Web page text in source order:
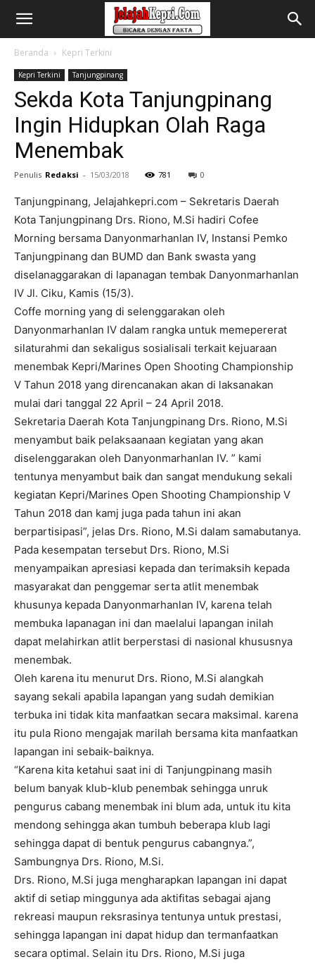
Beranda Kepri Terkini
Kepri Terkini Tanjungpinang
Sekda Kota Tanjungpinang
Ingin Hidupkan Olah Raga
Menembak
Penulis Redaksi - 15/03/2018 781 0
Tanjungpinang, Jelajahkepri.com – Sekretaris Daerah
Kota Tanjungpinang Drs. Riono, M.Si hadiri Cofee
Morning bersama Danyonmarhanlan IV, Instansi Pemko
Tanjungpinang dan BUMD dan Bank swasta yang
diselanaggarakan di lapanagan tembak Danyonmarhanlan
IV Jl. Ciku, Kamis (15/3).
Coffe morning yang di selenggarakan oleh
Danyonmarhanlan IV dalam rangka untuk memepererat
silaturahmi dan sekaligus sosialisali terkait kejuaraan
menembak Kepri/Marines Open Shooting Championship
V Tahun 2018 yang direncanakan akan di laksanakan
mulai dari tanggal 22 April – 24 April 2018.
Sekretaria Daerah Kota Tanjungpinang Drs. Riono, M.Si
menyambut baik pelaksaanaan kegiatan yang akan
diselenggarakan oleh Danyonmarhanlan IV. ” kami
tentunya menyambut baik dan sangat mendukung sekali
kegiatan Kepri/Marines Open Shooting Championship V
Tahun 2018 dan kamj juga pada tahun ini akan
berpartisipasi”, jelas Drs. Riono, M.Si dalam samabutanya.
Pada kesempatan tersebut Drs. Riono, M.Si
menyampaikan apresiasi kepada dan terimaksih kepada
masyarakat dan penggemar serta atlit menembak
khusunya kepada Danyonmarhanlan IV, karena telah
membuka lapanagan ini dan maelalui lapangan inilah
dapat melahirkan atlit berperstasi di nasional khususnya
menembak.
Oleh karena itu menurut Drs. Riono, M.Si alangkah
sayang sekali apabila lapangan yang sudah demikian
terbuka ini tidak kita manfaatkan secara maksimal. karena
itu pula Riono mengajak marilah bersama kita manfaatkan
lapangan ini sebaik-baiknya.
“Karena kita ketahui saat ini di Tanjungpinang masih
belum banyak klub-klub penembak sehingga unruk
pengurus cabang menembak ini blum ada, untuk itu kita
mendong sehingga akan tumbuh beberapa klub lagi
sehingga dapat di bentuk pengurus cabangnya.”,
Sambungnya Drs. Riono, M.Si.
Drs. Riono, M.Si juga mengharapkan lapangan ini dapat
aktif di setiap minggunya ada aktifitas sebagai ajang
rekreasi maupun reksrasinya tentunya untuk prestasi,
sehingga lapangan ini dapat hidup dan termanfaatkan
secara optimal. Selain itu Drs. Riono, M.Si juga